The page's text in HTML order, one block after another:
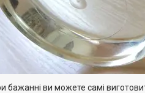
бажанні ви можете самі